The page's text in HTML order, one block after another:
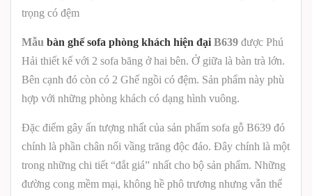
trọng có đệm
Mẫu bàn ghế sofa phòng khách hiện đại B639 được Phú
Hải thiết kế với 2 sofa băng ở hai bên. Ở giữa là bàn trà lớn.
Bên cạnh đó còn có 2 Ghế ngồi có đệm. Sản phẩm này phù
hợp với những phòng khách có dạng hình vuông.
Đặc điểm gây ấn tượng nhất của sản phẩm sofa gỗ B639 đó
chính là phần chân nối vầng trăng độc đáo. Đây chính là một
trong những chi tiết “đắt giá” nhất cho bộ sản phẩm. Những
đường cong mềm mại, không hề phô trương nhưng vẫn thể